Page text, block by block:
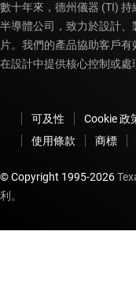
數十年來，德州儀器 (TI)
半導體公司，致力於設計
片。我們的產品協助客戶
在設計中提供核心控制或處
可及性 Cookie 政
使用條款
商標
© Copyright 1995-2026
利。